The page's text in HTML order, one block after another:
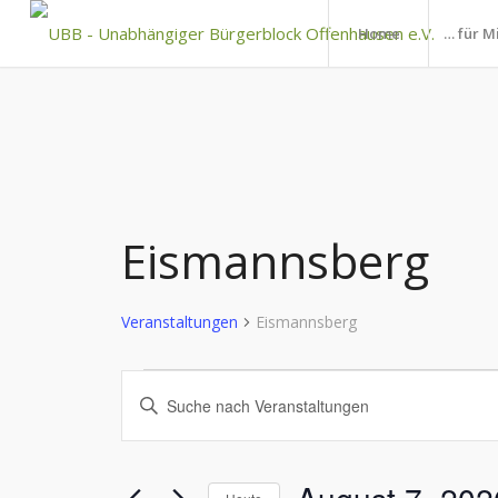
Home … für
Eismannsberg
Veranstaltungen Eismannsberg
für
August
7,
Veranstaltungen
Suche
Ansichten,
Bitte